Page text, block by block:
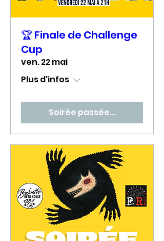
🏆 Finale de Challenge
Cup
ven. 22 mai
Plus d'infos
Soirée passée...